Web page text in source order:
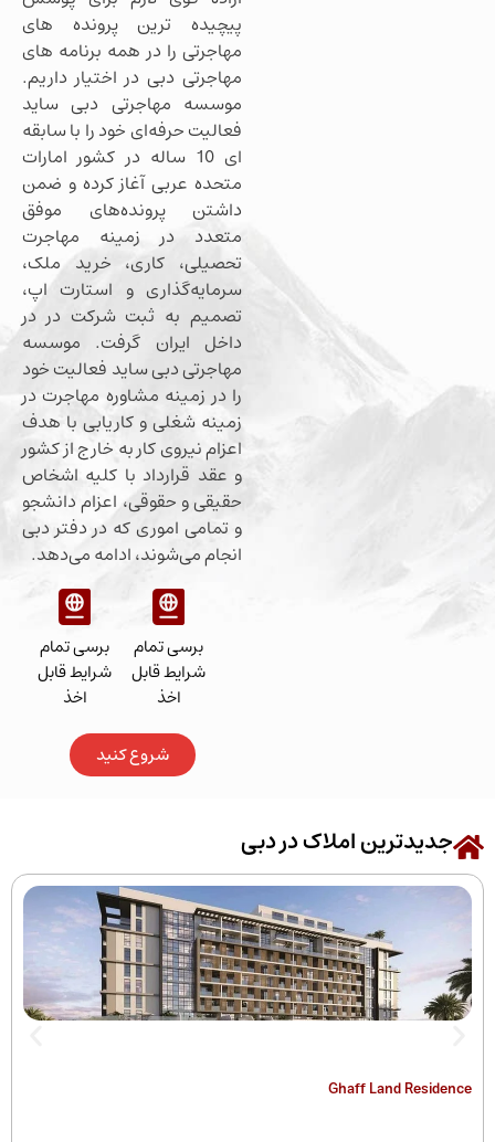
پیچیده ترین پرونده های
مهاجرتی را در همه برنامه های
مهاجرتی دبی در اختیار داریم.
موسسه مهاجرتی دبی ساید
فعالیت حرفه‌ای خود را با سابقه
ای 10 ساله در کشور امارات
متحده عربی آغاز کرده و ضمن
داشتن پرونده‌های موفق
متعدد در زمینه مهاجرت
تحصیلی، کاری، خرید ملک،
سرمایه‌گذاری و استارت اپ،
تصمیم به ثبت شرکت در در
داخل ایران گرفت. موسسه
مهاجرتی دبی ساید فعالیت خود
را در زمینه مشاوره مهاجرت در
زمینه شغلی و کاریابی با هدف
اعزام نیروی کار به خارج از کشور
و عقد قرارداد با کلیه اشخاص
حقیقی و حقوقی، اعزام دانشجو
و تمامی اموری که در دفتر دبی
انجام می‌شوند، ادامه می‌دهد.
برسی تمام
شرایط قابل
اخذ
شروع کنید
املاک در دبی
Ghaff